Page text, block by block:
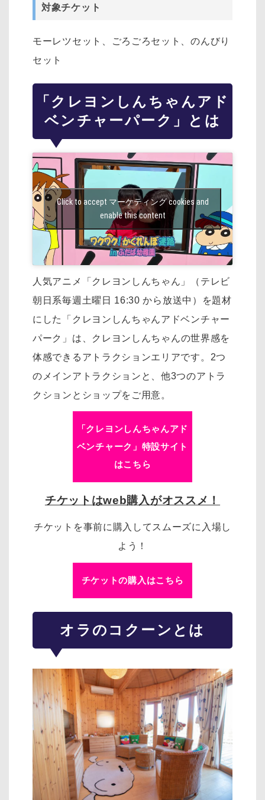
対象チケット
モーレツセット、ごろごろセット、のんびり
セット
「クレヨンしんちゃんアド
ベンチャーパーク」とは
Click to accept マーケティング cookies and
enable this content
人気アニメ「クレヨンしんちゃん」（テレビ
朝日系毎週土曜日 16:30 から放送中）を題材
にした「クレヨンしんちゃんアドベンチャー
パーク」は、
クレヨンしんちゃんの世界感を
体感できるアトラクションエリアです。 2つ
のメインアトラクションと、他3つのアトラ
クションとショップをご用意。
「クレヨンしんちゃんアド
ベンチャーク」特設サイト
はこちら
チケットはweb購入がオススメ！
チケットを事前に購入してスムーズに入場し
よう！
チケットの購入はこちら
オラのコクーンとは